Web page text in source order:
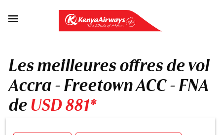

Les meilleures offres de vol
Accra - Freetown ACC - FNA
deUSD 881*